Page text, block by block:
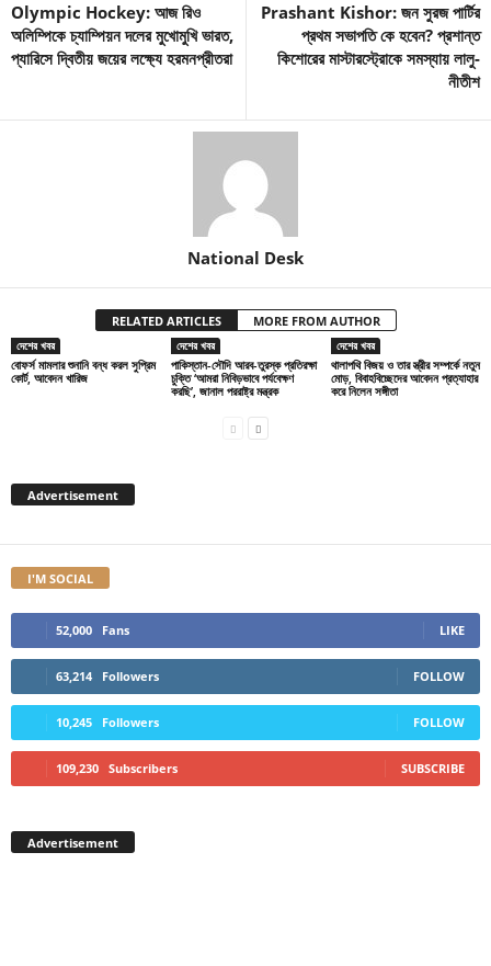
Olympic Hockey: আজ রিও
অলিম্পিকে চ্যাম্পিয়ন দলের মুখোমুখি ভারত,
প্যারিসে দ্বিতীয় জয়ের লক্ষ্যে হরমনপ্রীতরা
Prashant Kishor: জন সুরজ পার্টির
প্রথম সভাপতি কে হবেন? প্রশান্ত
কিশোরের মাস্টারস্ট্রোকে সমস্যায় লালু-
নীতীশ
National Desk
RELATED ARTICLES MORE FROM AUTHOR
দেশের খবর
বোফর্স মামলার শুনানি বন্ধ করল সুপ্রিম
কোর্ট, আবেদন খারিজ
দেশের খবর
পাকিস্তান-সৌদি আরব-তুরস্ক প্রতিরক্ষা
চুক্তি ‘আমরা নিবিড়ভাবে পর্যবেক্ষণ
করছি’, জানাল পররাষ্ট্র মন্ত্রক
দেশের খবর
থালাপথি বিজয় ও তার স্ত্রীর সম্পর্কে নতুন
মোড়, বিবাহবিচ্ছেদের আবেদন প্রত্যাহার
করে নিলেন সঙ্গীতা
Advertisement
I'M SOCIAL
52,000 Fans LIKE
63,214 Followers FOLLOW
10,245 Followers FOLLOW
109,230 Subscribers SUBSCRIBE
Advertisement